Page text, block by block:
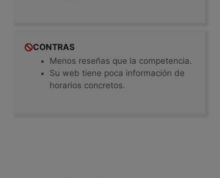
CONTRAS
Menos reseñas que la competencia.
Su web tiene poca información de
horarios concretos.